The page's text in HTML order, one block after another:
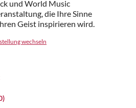
und World Music
die Ihre Sinne
Geist inspirieren wird.
wechseln